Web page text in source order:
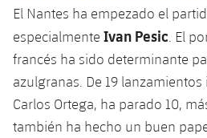
La Masia
Servicios Médicos
Accesibilidad
plusicon
más
Acreditaciones
Instalaciones
El Nantes ha empezado el
especialmente Ivan Pesic . El
francés ha sido determinante
azulgranas. De 19
Carlos Ortega, ha parado 10,
también ha hecho un buen